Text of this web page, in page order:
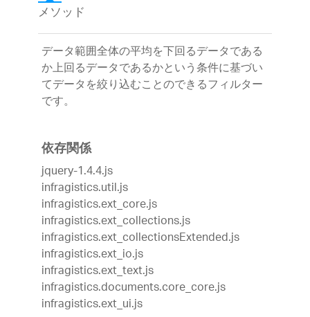
メソッド
データ範囲全体の平均を下回るデータである
か上回るデータであるかという条件に基づい
てデータを絞り込むことのできるフィルター
です。
依存関係
jquery-1.4.4.js
infragistics.util.js
infragistics.ext_core.js
infragistics.ext_collections.js
infragistics.ext_collectionsExtended.js
infragistics.ext_io.js
infragistics.ext_text.js
infragistics.documents.core_core.js
infragistics.ext_ui.js